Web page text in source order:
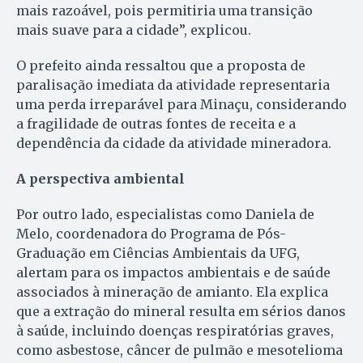
mais razoável, pois permitiria uma transição
mais suave para a cidade”, explicou.
O prefeito ainda ressaltou que a proposta de
paralisação imediata da atividade representaria
uma perda irreparável para Minaçu, considerando
a fragilidade de outras fontes de receita e a
dependência da cidade da atividade mineradora.
A perspectiva ambiental
Por outro lado, especialistas como Daniela de
Melo, coordenadora do Programa de Pós-
Graduação em Ciências Ambientais da UFG,
alertam para os impactos ambientais e de saúde
associados à mineração de amianto. Ela explica
que a extração do mineral resulta em sérios danos
à saúde, incluindo doenças respiratórias graves,
como asbestose, câncer de pulmão e mesotelioma